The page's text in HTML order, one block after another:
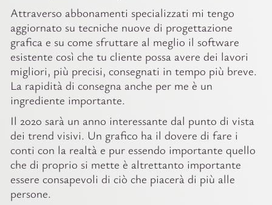
Attraverso abbonamenti specializzati mi tengo
aggiornato su tecniche nuove di progettazione
grafica e su come sfruttare al meglio il software
esistente così che tu cliente possa avere dei lavori
migliori, più precisi, consegnati in tempo più breve.
La rapidità di consegna anche per me è un
ingrediente importante.
Il 2020 sarà un anno interessante dal punto di vista
dei trend visivi. Un grafico ha il dovere di fare i
conti con la realtà e pur essendo importante quello
che di proprio si mette è altrettanto importante
essere consapevoli di ciò che piacerà di più alle
persone.